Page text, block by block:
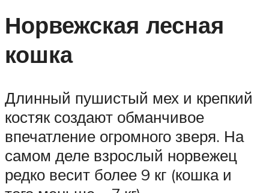
Норвежская лесная
кошка
Длинный пушистый мех и крепкий
костяк создают обманчивое
впечатление огромного зверя. На
самом деле взрослый норвежец
редко весит более 9 кг (кошка и